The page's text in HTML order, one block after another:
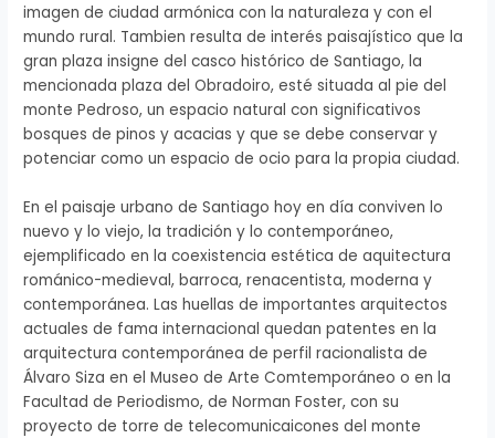
imagen de ciudad armónica con la naturaleza y con el
mundo rural. Tambien resulta de interés paisajístico que la
gran plaza insigne del casco histórico de Santiago, la
mencionada plaza del Obradoiro, esté situada al pie del
monte Pedroso, un espacio natural con significativos
bosques de pinos y acacias y que se debe conservar y
potenciar como un espacio de ocio para la propia ciudad.
En el paisaje urbano de Santiago hoy en día conviven lo
nuevo y lo viejo, la tradición y lo contemporáneo,
ejemplificado en la coexistencia estética de aquitectura
románico-medieval, barroca, renacentista, moderna y
contemporánea. Las huellas de importantes arquitectos
actuales de fama internacional quedan patentes en la
arquitectura contemporánea de perfil racionalista de
Álvaro Siza en el Museo de Arte Comtemporáneo o en la
Facultad de Periodismo, de Norman Foster, con su
proyecto de torre de telecomunicaicones del monte